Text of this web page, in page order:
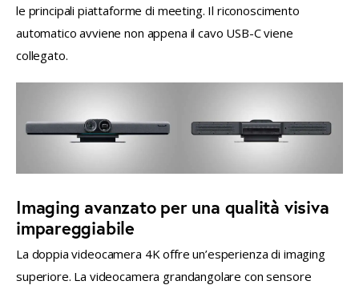
le principali piattaforme di meeting. Il riconoscimento
automatico avviene non appena il cavo USB-C viene
collegato.
Imaging avanzato per una qualità visiva
impareggiabile
La doppia videocamera 4K offre un’esperienza di imaging
superiore. La videocamera grandangolare con sensore